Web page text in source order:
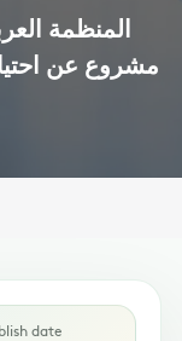
المنظمة
مشروع عن
date